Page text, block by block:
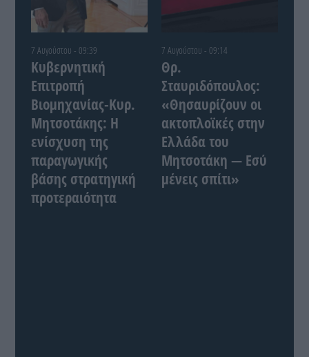
7 Αυγούστου - 09:39
Κυβερνητική
Επιτροπή
Βιομηχανίας-Κυρ.
Μητσοτάκης: Η
ενίσχυση της
παραγωγικής
βάσης στρατηγική
προτεραιότητα
7 Αυγούστου - 09:14
Θρ.
Σταυριδόπουλος:
«Θησαυρίζουν οι
ακτοπλοϊκές στην
Ελλάδα του
Μητσοτάκη — Εσύ
μένεις σπίτι»